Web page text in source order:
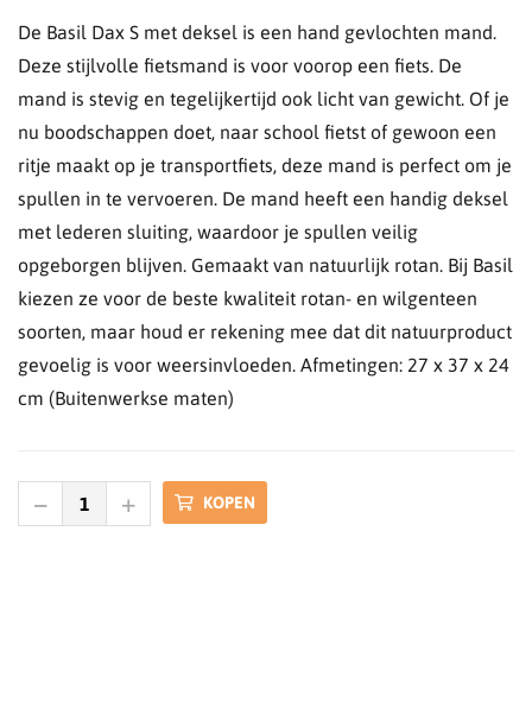
De Basil Dax S met deksel is een hand gevlochten mand.
Deze stijlvolle fietsmand is voor voorop een fiets. De
mand is stevig en tegelijkertijd ook licht van gewicht. Of je
nu boodschappen doet, naar school fietst of gewoon een
ritje maakt op je transportfiets, deze mand is perfect om je
spullen in te vervoeren. De mand heeft een handig deksel
met lederen sluiting, waardoor je spullen veilig
opgeborgen blijven. Gemaakt van natuurlijk rotan. Bij Basil
kiezen ze voor de beste kwaliteit rotan- en wilgenteen
soorten, maar houd er rekening mee dat dit natuurproduct
gevoelig is voor weersinvloeden. Afmetingen: 27 x 37 x 24
cm (Buitenwerkse maten)
KOPEN